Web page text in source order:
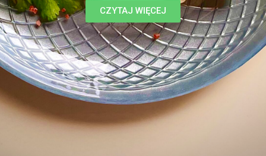
CZYTAJ WIĘCEJ